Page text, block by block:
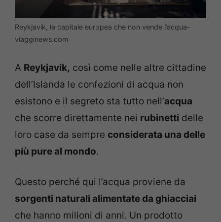
Reykjavik, la capitale europea che non vende l’acqua-
viagginews.com
A Reykjavik, così come nelle altre cittadine
dell’Islanda le confezioni di acqua non
esistono e il segreto sta tutto nell’acqua
che scorre direttamente nei rubinetti delle
loro case da sempre considerata una delle
più pure al mondo.
Questo perché qui l’acqua proviene da
sorgenti naturali alimentate da ghiacciai
che hanno milioni di anni. Un prodotto